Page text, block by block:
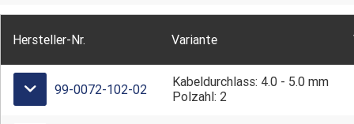
Hersteller-Nr. Variante
99-0072-102-02
Kabeldurchlass: 4.0 - 5.0 mm
Polzahl: 2